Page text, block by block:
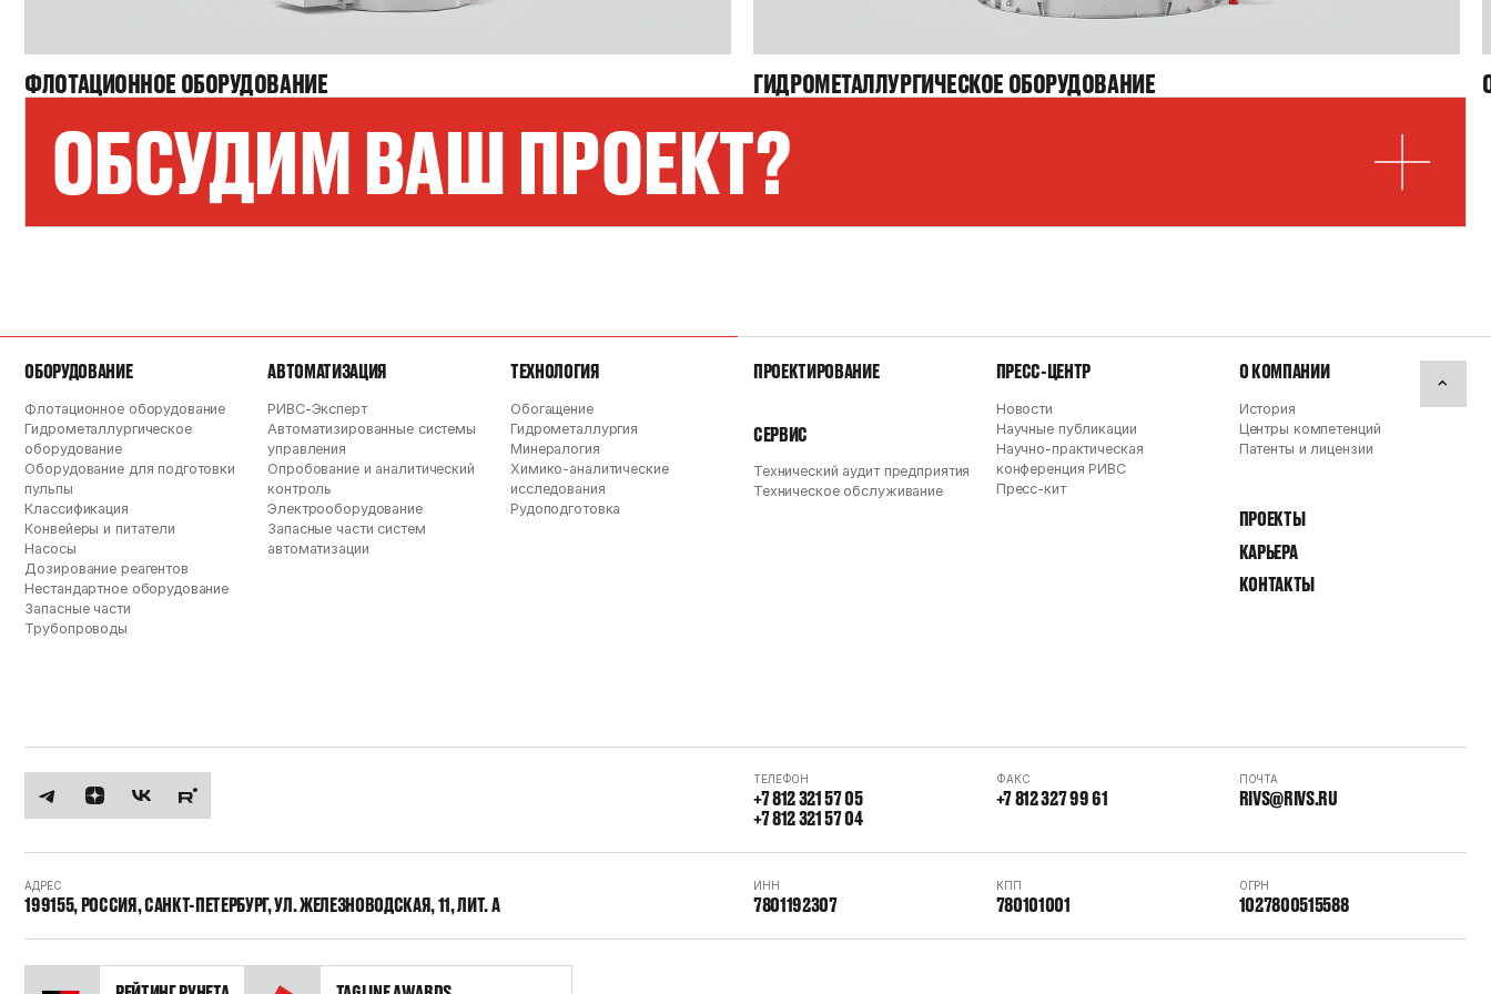
ФЛОТАЦИОННОЕ ОБОРУДОВАНИЕ ГИДРОМЕТАЛЛУРГИЧЕСКОЕ ОБОРУДОВАНИЕ
ОБСУДИМ ВАШ ПРОЕКТ?
ОБОРУДОВАНИЕ
Флотационное оборудование
Гидрометаллургическое
оборудование
Оборудование для подготовки
пульпы
Классификация
Конвейеры и питатели
Насосы
Дозирование реагентов
Нестандартное оборудование
Запасные части
Трубопроводы
АВТОМАТИЗАЦИЯ
РИВС-Эксперт
Автоматизированные системы
управления
Опробование и аналитический
контроль
Электрооборудование
Запасные части систем
автоматизации
ТЕХНОЛОГИЯ
Обогащение
Гидрометаллургия
Минералогия
Химико-аналитические
исследования
Рудоподготовка
ПРОЕКТИРОВАНИЕ
СЕРВИС
Технический аудит предприятия
Техническое обслуживание
ПРЕСС-ЦЕНТР
Новости
Научные публикации
Научно-практическая
конференция РИВС
Пресс-кит
О КОМПАНИИ
История
Центры компетенций
Патенты и лицензии
ПРОЕКТЫ
КАРЬЕРА
КОНТАКТЫ
ТЕЛЕФОН
+7 812 321 57 05
+7 812 321 57 04
ФАКС
+7 812 327 99 61
ПОЧТА
RIVS@RIVS.RU
АДРЕС
199155, РОССИЯ, САНКТ-ПЕТЕРБУРГ, УЛ. ЖЕЛЕЗНОВОДСКАЯ, 11, ЛИТ. А
ИНН
7801192307
КПП
780101001
ОГРН
1027800515588